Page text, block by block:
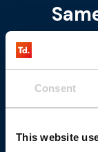
Consent
This website
Laten wij